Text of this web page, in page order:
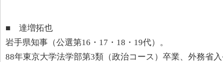
■ 達増拓也
岩手県知事（公選第16・17・18・19代）。
88年東京大学法学部第3類（政治コース）卒業、外務省